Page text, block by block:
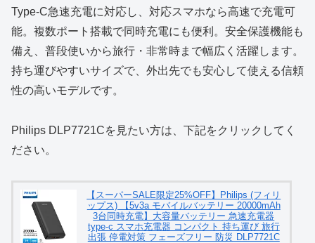
Type‑C急速充電に対応し、対応スマホなら高速で充電可
能。複数ポート搭載で同時充電にも便利。安全保護機能も
備え、普段使いから旅行・非常時まで幅広く活躍します。
持ち運びやすいサイズで、外出先でも安心して使える信頼
性の高いモデルです。
Philips DLP7721Cを見たい方は、下記をクリックしてく
ださい。
【スーパーSALE限定25%OFF】Philips (フィリ
ップス) 【5v3a モバイルバッテリー 20000mAh
3台同時充電】大容量バッテリー 急速充電器
type-c スマホ充電器 コンパクト 持ち運び 旅行
出張 停電対策 フェーズフリー 防災 DLP7721C